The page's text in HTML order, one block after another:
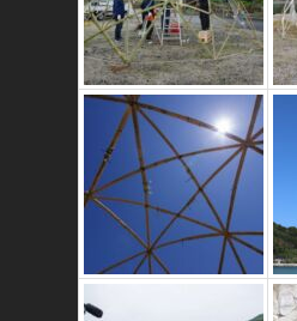
竹ドームのワーク
ショップ